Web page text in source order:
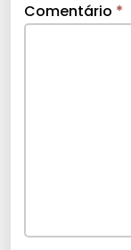
Comentário *